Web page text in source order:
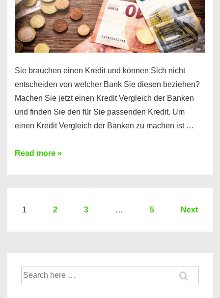
finden
Sie brauchen einen Kredit und können Sich nicht
entscheiden von welcher Bank Sie diesen beziehen?
Machen Sie jetzt einen Kredit Vergleich der Banken
und finden Sie den für Sie passenden Kredit. Um
einen Kredit Vergleich der Banken zu machen ist …
Sie
Hier
Banken
Read more »
Seitennummerierung
1 2 3 … 5 Next
Suche
nach: